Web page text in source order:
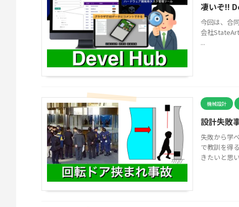
凄いぞ!!
今回は、合
会社
...
機械設計
設計失敗
失敗から学
で教訓を得
きたいと思